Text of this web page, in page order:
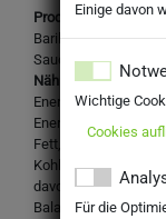
Produktbezeichnung:
Barilla Pesto
Sauce auf
Nährwertangaben je
Energie: 752 kJ
Energie: 182 kcal
Fett, davon
Kohlenhydrate: 6,9 g
davon Zucker: 5,5 g
Balaststoffe: 2,2 g
Einige davon
Wichtige
Cookies
Für die